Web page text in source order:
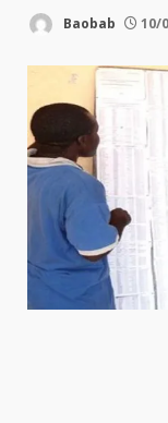
Baobab 10/